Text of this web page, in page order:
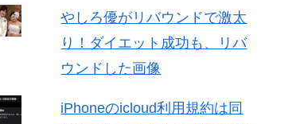
やしろ優がリバウンドで激太
り！ダイエット成功も、リバ
ウンドした画像
iPhoneのicloud利用規約は同